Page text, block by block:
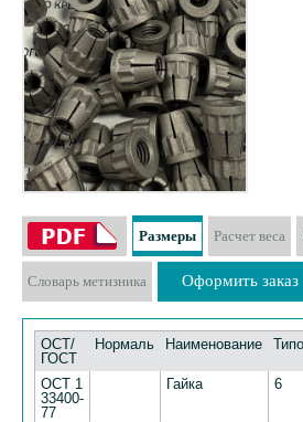
Размеры Расчет веса
Словарь метизника Оформить заказ
ОСТ/
ГОСТ
Нормаль Наименование
ОСТ 1
33400-
77
Гайка 6